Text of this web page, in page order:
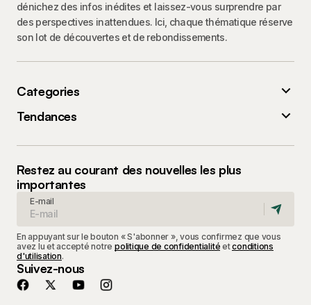
dénichez des infos inédites et laissez-vous surprendre par
des perspectives inattendues. Ici, chaque thématique réserve
son lot de découvertes et de rebondissements.
Categories
Tendances
Restez au courant des nouvelles les plus
importantes
E-mail
En appuyant sur le bouton « S'abonner », vous confirmez que vous
avez lu et accepté notre politique de confidentialité etconditions
d'utilisation.
Suivez-nous